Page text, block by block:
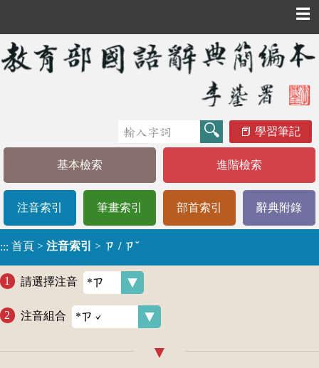
☰
學習筆記
基本檢索 進階檢索
注音索引 筆畫索引 部首索引 辭典附錄
::: 首頁 > 注音索引 > ㄗ / ㄗˇ
請選擇注音
注音組合